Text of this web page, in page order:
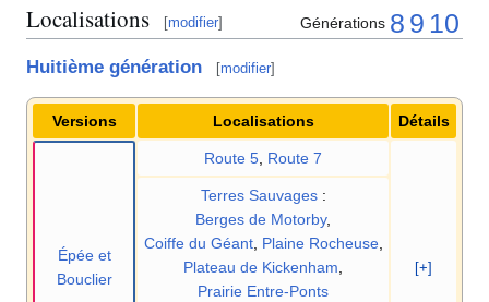
Localisations [modifier] Générations 8 9 10
Huitième génération [modifier]
Versions Localisations Détails
Épée et
Bouclier
Route 5, Route 7
[+]
Terres Sauvages :
Berges de Motorby,
Coiffe du Géant, Plaine Rocheuse,
Plateau de Kickenham,
Prairie Entre-Ponts